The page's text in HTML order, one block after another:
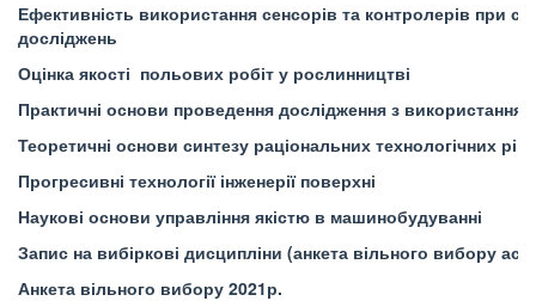
Ефективність використання сенсорів та контролерів при
досліджень
Оцінка якості польових робіт у рослинництві
Практичні основи проведення дослідження з
Теоретичні основи синтезу раціональних технологічних
Прогресивні технології інженерії поверхні
Наукові основи управління якістю в машинобудуванні
Запис на вибіркові дисципліни (анкета вільного вибору
Анкета вільного вибору 2021р.